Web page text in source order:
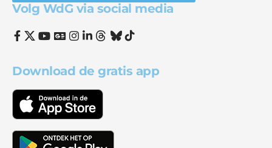
Volg WdG via social media
Download de gratis app